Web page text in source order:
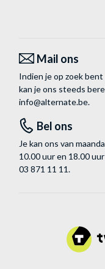
Mail ons
Indien je op zoek
kan je ons steeds
info@alternate.be.
Bel ons
Je kan ons van
10.00 uur en 18.00
03 871 11 11.